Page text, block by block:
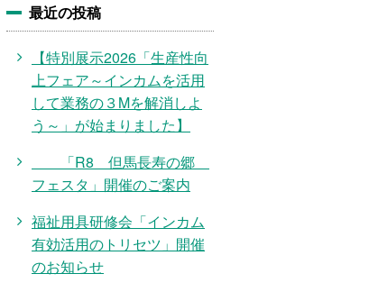
最近の投稿
【特別展示2026「生産性向
上フェア～インカムを活用
して業務の３Mを解消しよ
う～」が始まりました】
「R8 但馬長寿の郷
フェスタ」開催のご案内
福祉用具研修会「インカム
有効活用のトリセツ」開催
のお知らせ